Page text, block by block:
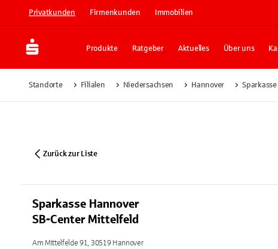
Privatkunden Firmenkunden Immobilien
Produkte Ratgeber Aktuelles Über uns
Standorte Filialen Niedersachsen Hannover
Zurück zur Liste
Sparkasse Hannover
SB-Center Mittelfeld
Am Mittelfelde 91, 30519 Hannover